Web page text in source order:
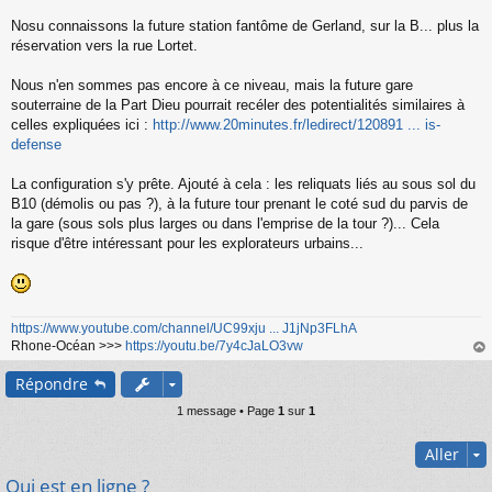
s
g
n
o
n
u
Nosu connaissons la future station fantôme de Gerland, sur la B... plus la
réservation vers la rue Lortet.
Nous n'en sommes pas encore à ce niveau, mais la future gare
souterraine de la Part Dieu pourrait recéler des potentialités similaires à
celles expliquées ici : http://www.20minutes.fr/ledirect/120891 ... is-
defense
La configuration s'y prête. Ajouté à cela : les reliquats liés au sous sol du
B10 (démolis ou pas ?), à la future tour prenant le coté sud du parvis de
la gare (sous sols plus larges ou dans l'emprise de la tour ?)... Cela
risque d'être intéressant pour les explorateurs urbains...
https://www.youtube.com/channel/UC99xju ... J1jNp3FLhA
Rhone-Océan >>> https://youtu.be/7y4cJaLO3vw
au
Répondre
1 message • Page 1 sur 1
Aller
Qui est en ligne ?